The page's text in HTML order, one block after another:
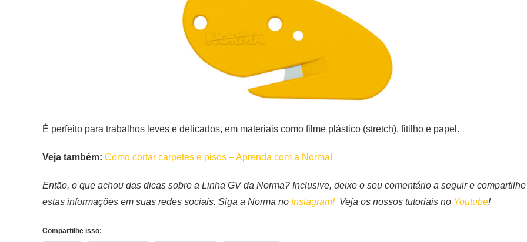
É perfeito para trabalhos leves e delicados, em materiais como filme plástico (stretch), fitilho e papel.
Veja também: Como cortar carpetes e pisos – Aprenda com a Norma!
Então, o que achou das dicas sobre a Linha GV da Norma? Inclusive, deixe o seu comentário a seguir e compartilhe
estas informações em suas redes sociais. Siga a Norma no Instagram!Veja os nossos tutoriais no Youtube!
Compartilhe isso: